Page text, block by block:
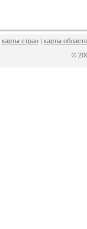
карты стран| карты
©